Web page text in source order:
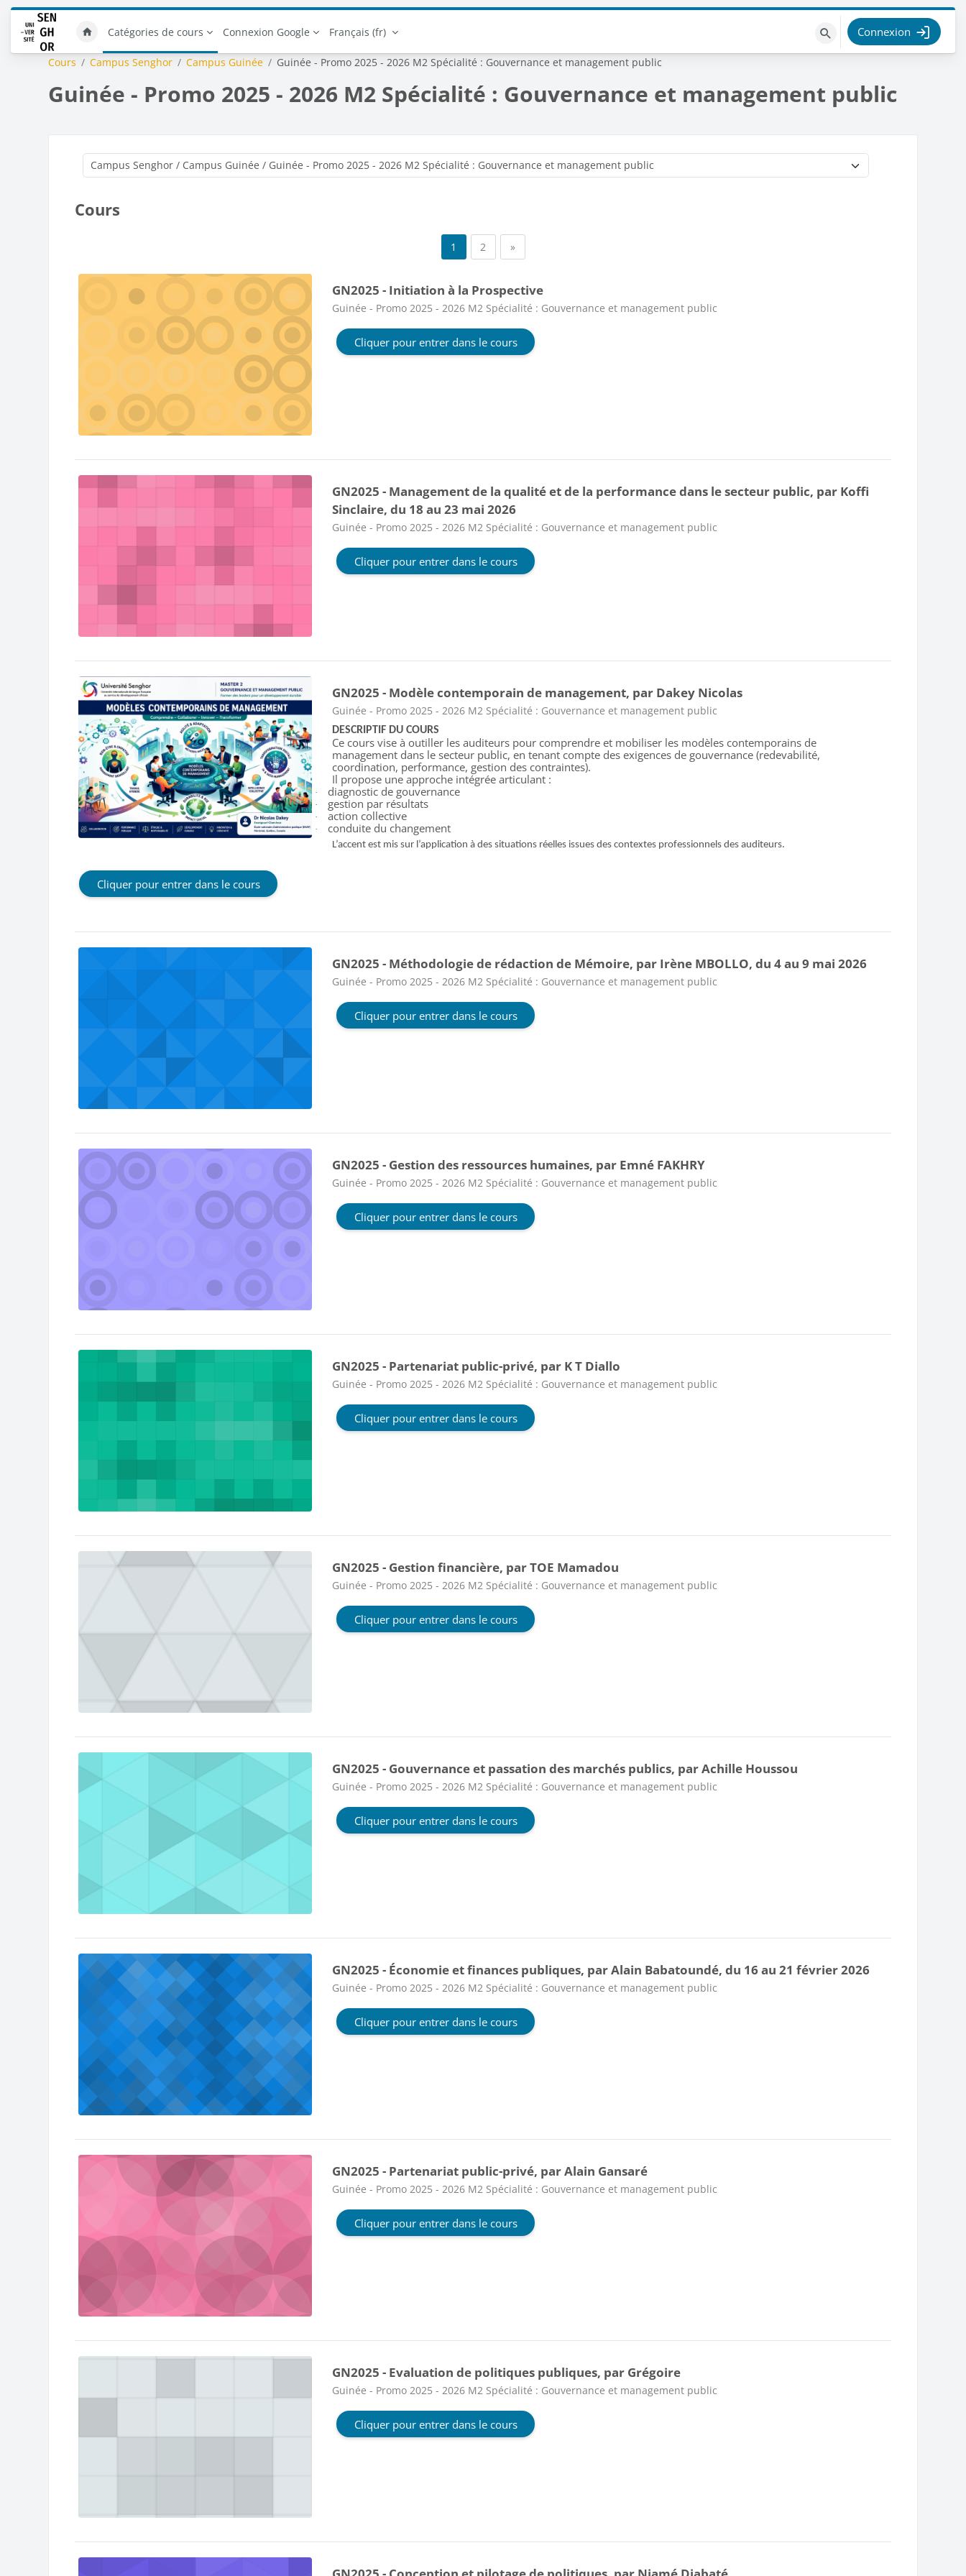
Passer au contenu principal
Catégories de cours
Connexion Google Français ‎(fr)‎
Rechercher
des
Connexion
Cours Campus Senghor Campus Guinée Guinée - Promo 2025 - 2026 M2 Spécialité : Gouvernance et management public
Guinée - Promo 2025 - 2026 M2 Spécialité : Gouvernance et management public
Catégories de cours
Cours
1 Page 1
2 Page 2
»Page suivante
GN2025 - Initiation à la Prospective
Catégorie de cours
Guinée - Promo 2025 - 2026 M2 Spécialité : Gouvernance et management public
Cliquer pour entrer dans le cours
GN2025 - Management de la qualité et de la performance dans le secteur public, par Koffi
Sinclaire, du 18 au 23 mai 2026
Catégorie de cours
Guinée - Promo 2025 - 2026 M2 Spécialité : Gouvernance et management public
Cliquer pour entrer dans le cours
GN2025 - Modèle contemporain de management, par Dakey Nicolas
Catégorie de cours
Guinée - Promo 2025 - 2026 M2 Spécialité : Gouvernance et management public
DESCRIPTIF DU COURS
Ce cours vise à outiller les auditeurs pour comprendre et mobiliser les modèles contemporains de
management dans le secteur public, en tenant compte des exigences de gouvernance (redevabilité,
coordination, performance, gestion des contraintes).
Il propose une approche intégrée articulant :
· diagnostic de gouvernance
· gestion par résultats
· action collective
· conduite du changement
L’accent est mis sur l’application à des situations réelles issues des contextes professionnels des auditeurs.
Cliquer pour entrer dans le cours
GN2025 - Méthodologie de rédaction de Mémoire, par Irène MBOLLO, du 4 au 9 mai 2026
Catégorie de cours
Guinée - Promo 2025 - 2026 M2 Spécialité : Gouvernance et management public
Cliquer pour entrer dans le cours
GN2025 - Gestion des ressources humaines, par Emné FAKHRY
Catégorie de cours
Guinée - Promo 2025 - 2026 M2 Spécialité : Gouvernance et management public
Cliquer pour entrer dans le cours
GN2025 - Partenariat public-privé, par K T Diallo
Catégorie de cours
Guinée - Promo 2025 - 2026 M2 Spécialité : Gouvernance et management public
Cliquer pour entrer dans le cours
GN2025 - Gestion financière, par TOE Mamadou
Catégorie de cours
Guinée - Promo 2025 - 2026 M2 Spécialité : Gouvernance et management public
Cliquer pour entrer dans le cours
GN2025 - Gouvernance et passation des marchés publics, par Achille Houssou
Catégorie de cours
Guinée - Promo 2025 - 2026 M2 Spécialité : Gouvernance et management public
Cliquer pour entrer dans le cours
GN2025 - Économie et finances publiques, par Alain Babatoundé, du 16 au 21 février 2026
Catégorie de cours
Guinée - Promo 2025 - 2026 M2 Spécialité : Gouvernance et management public
Cliquer pour entrer dans le cours
GN2025 - Partenariat public-privé, par Alain Gansaré
Catégorie de cours
Guinée - Promo 2025 - 2026 M2 Spécialité : Gouvernance et management public
Cliquer pour entrer dans le cours
GN2025 - Evaluation de politiques publiques, par Grégoire
Catégorie de cours
Guinée - Promo 2025 - 2026 M2 Spécialité : Gouvernance et management public
Cliquer pour entrer dans le cours